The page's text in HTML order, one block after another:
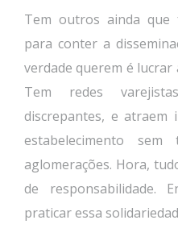
Tem outros ainda que
para conter a
verdade querem é lucrar
Tem redes
discrepantes, e atraem
estabelecimento
aglomerações. Hora,
de responsabilidade.
praticar essa